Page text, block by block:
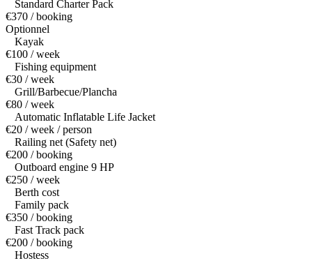
Standard Charter Pack
€370 / booking
Optionnel
Kayak
€100 / week
Fishing equipment
€30 / week
Grill/Barbecue/Plancha
€80 / week
Automatic Inflatable Life Jacket
€20 / week / person
Railing net (Safety net)
€200 / booking
Outboard engine 9 HP
€250 / week
Berth cost
Family pack
€350 / booking
Fast Track pack
€200 / booking
Hostess